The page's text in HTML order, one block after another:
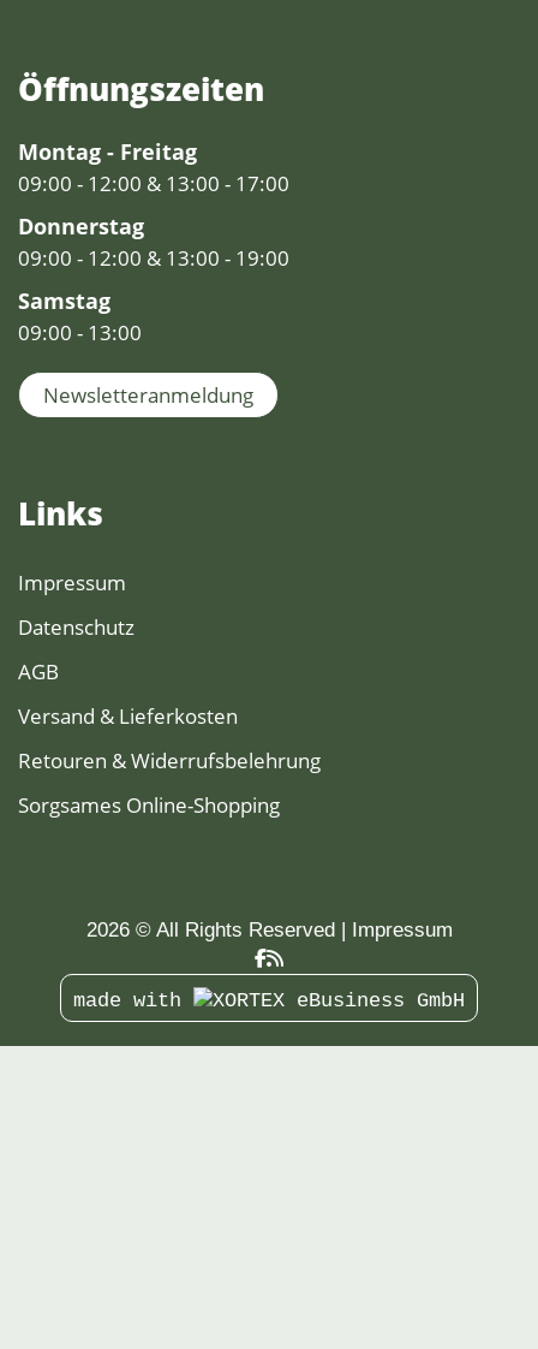
Öffnungs­zeiten
Montag - Freitag
09:00 - 12:00 & 13:00 - 17:00
Donnerstag
09:00 - 12:00 & 13:00 - 19:00
Samstag
09:00 - 13:00
Newsletteranmeldung
Links
Impressum
Datenschutz
AGB
Versand & Lieferkosten
Retouren & Widerrufsbelehrung
Sorgsames Online-Shopping
2026 © All Rights Reserved Impressum
made with